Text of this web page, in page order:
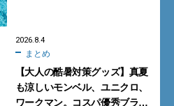
2026.8.4
まとめ
【大人の酷暑対策グッズ】真夏
も涼しいモンベル、ユニクロ、
ワークマン。コスパ優秀ブラン